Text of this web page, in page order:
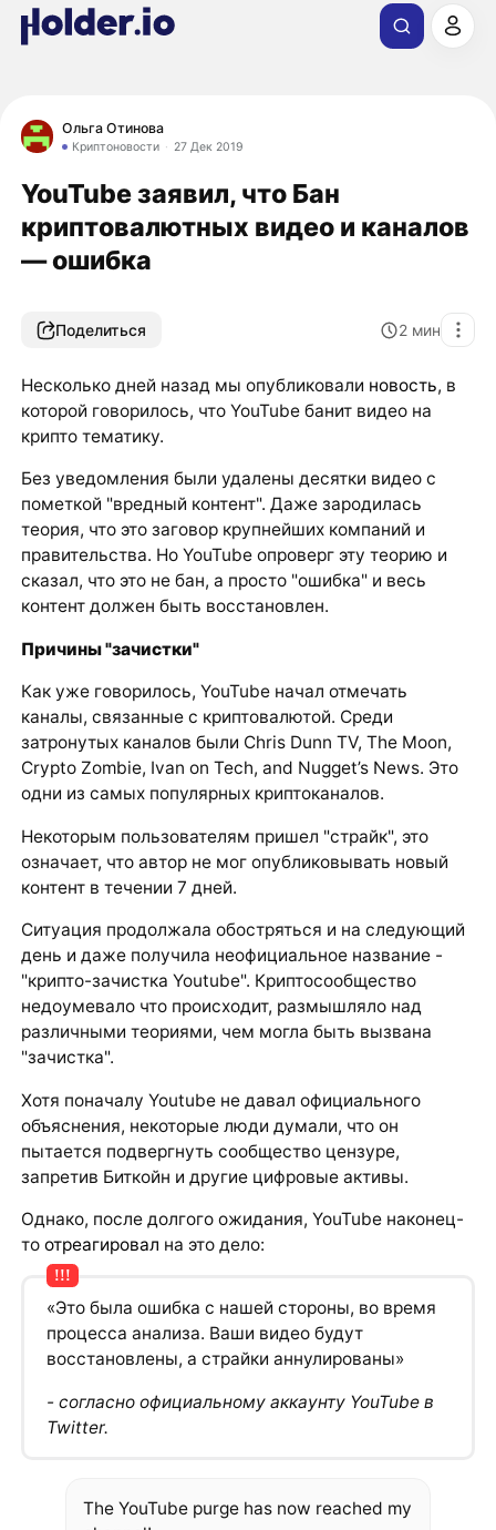
Ольга Отинова
Криптоновости 27 Дек 2019
YouTube заявил, что Бан
криптовалютных видео и каналов
— ошибка
Поделиться 2 мин
Несколько дней назад мы опубликовали новость, в
которой говорилось, что YouTube банит видео на
крипто тематику.
Без уведомления были удалены десятки видео с
пометкой "вредный контент". Даже зародилась
теория, что это заговор крупнейших компаний и
правительства. Но YouTube опроверг эту теорию и
сказал, что это не бан, а просто "ошибка" и весь
контент должен быть восстановлен.
Причины "зачистки"
Как уже говорилось, YouTube начал отмечать
каналы, связанные с криптовалютой. Среди
затронутых каналов были Chris Dunn TV, The Moon,
Crypto Zombie, Ivan on Tech, and Nugget’s News. Это
одни из самых популярных криптоканалов.
Некоторым пользователям пришел "страйк", это
означает, что автор не мог опубликовывать новый
контент в течении 7 дней.
Ситуация продолжала обостряться и на следующий
день и даже получила неофициальное название -
"крипто-зачистка Youtube". Криптосообщество
недоумевало что происходит, размышляло над
различными теориями, чем могла быть вызвана
"зачистка".
Хотя поначалу Youtube не давал официального
объяснения, некоторые люди думали, что он
пытается подвергнуть сообщество цензуре,
запретив Биткойн и другие цифровые активы.
Однако, после долгого ожидания, YouTube наконец-
то отреагировал на это дело:
«Это была ошибка с нашей стороны, во время
процесса анализа. Ваши видео будут
восстановлены, а страйки аннулированы»
- согласно официальному аккаунту YouTube в
Twitter.
The YouTube purge has now reached my